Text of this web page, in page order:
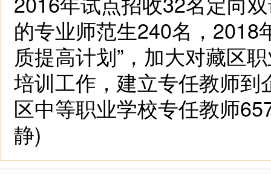
的专业师范生240名，2018
质提高计划”，加大对藏区
培训工作，建立专任教师
区中等职业学校专任教师
静)